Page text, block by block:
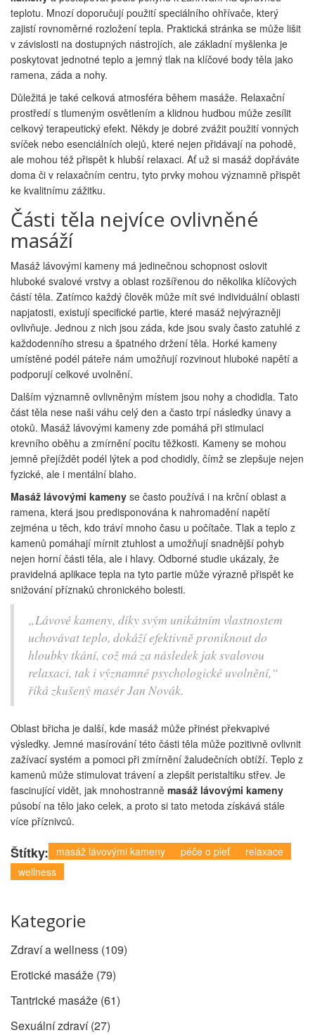
teplotu. Mnozí doporučují použití speciálního ohřívače, který
zajistí rovnoměrné rozložení tepla. Praktická stránka se může lišit
v závislosti na dostupných nástrojích, ale základní myšlenka je
poskytovat jednotné teplo a jemný tlak na klíčové body těla jako
ramena, záda a nohy.
Důležitá je také celková atmosféra během masáže. Relaxační
prostředí s tlumeným osvětlením a klidnou hudbou může zesílit
celkový terapeutický efekt. Někdy je dobré zvážit použití vonných
svíček nebo esenciálních olejů, které nejen přidávají na pohodě,
ale mohou též přispět k hlubší relaxaci. Ať už si masáž dopřáváte
doma či v relaxačním centru, tyto prvky mohou významně přispět
ke kvalitnímu zážitku.
Části těla nejvíce ovlivněné
masáží
Masáž lávovými kameny má jedinečnou schopnost oslovit
hluboké svalové vrstvy a oblast rozšířenou do několika klíčových
částí těla. Zatímco každý člověk může mít své individuální oblasti
napjatosti, existují specifické partie, které masáž nejvýrazněji
ovlivňuje. Jednou z nich jsou záda, kde jsou svaly často zatuhlé z
každodenního stresu a špatného držení těla. Horké kameny
umístěné podél páteře nám umožňují rozvinout hluboké napětí a
podporují celkové uvolnění.
Dalším významně ovlivněným místem jsou nohy a chodidla. Tato
část těla nese naši váhu celý den a často trpí následky únavy a
otoků. Masáž lávovými kameny zde pomáhá při stimulaci
krevního oběhu a zmírnění pocitu těžkosti. Kameny se mohou
jemně přejíždět podél lýtek a pod chodidly, čímž se zlepšuje nejen
fyzické, ale i mentální blaho.
Masáž lávovými kameny se často používá i na krční oblast a
ramena, která jsou predisponována k nahromadění napětí
zejména u těch, kdo tráví mnoho času u počítače. Tlak a teplo z
kamenů pomáhají mírnit ztuhlost a umožňují snadnější pohyb
nejen horní části těla, ale i hlavy. Odborné studie ukázaly, že
pravidelná aplikace tepla na tyto partie může výrazně přispět ke
snižování příznaků chronického bolesti.
„Lávové kameny, díky svým unikátním vlastnostem
uchovávat teplo, dokáží efektivně proniknout do
hloubky tkání, což má za následek jak svalovou
relaxaci, tak i významné psychologické uvolnění,“
říká zkušený masér Jan Novák.
Oblast břicha je další, kde masáž může přinést překvapivé
výsledky. Jemné masírování této části těla může pozitivně ovlivnit
zažívací systém a pomoci při zmírnění žaludečních obtíží. Teplo z
kamenů může stimulovat trávení a zlepšit peristaltiku střev. Je
fascinující vidět, jak mnohostranně masáž lávovými kameny
působí na tělo jako celek, a proto si tato metoda získává stále
více příznivců.
Štítky: masáž lávovými kameny péče o pleť
relaxace
wellness
Kategorie
Zdraví a wellness (109)
Erotické masáže (79)
Tantrické masáže (61)
Sexuální zdraví(27)